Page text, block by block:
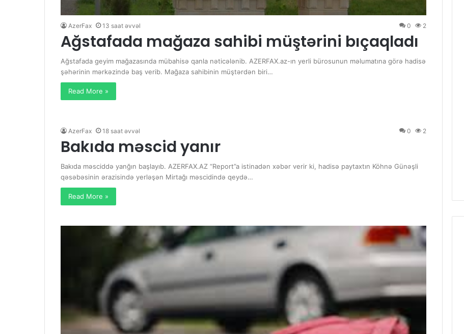
AzerFax 13 saat əvvəl 0 2
Ağstafada mağaza sahibi müştərini bıçaqladı
Ağstafada geyim mağazasında mübahisə qanla nəticələnib. AZERFAX.az-ın yerli bürosunun məlumatına görə hadisə
şəhərinin mərkəzində baş verib. Mağaza sahibinin müştərdən biri…
Read More »
AzerFax 18 saat əvvəl 0 2
Bakıda məscid yanır
Bakıda məsciddə yanğın başlayıb. AZERFAX.AZ “Report”a istinadən xəbər verir ki, hadisə paytaxtın Köhnə Günəşli
qəsəbəsinin ərazisində yerləşən Mirtağı məscidində qeydə…
Read More »